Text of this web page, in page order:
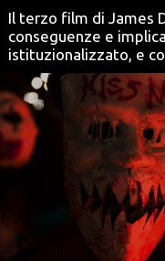
Il terzo film di James
conseguenze e
istituzionalizzato, e